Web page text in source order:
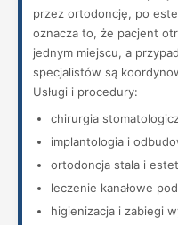
przez ortodoncję, po
oznacza to, że pacjent
jednym miejscu, a
specjalistów są
Usługi i procedury:
chirurgia
implantologia i
ortodoncja stała i
leczenie kanałowe
higienizacja i zabiegi